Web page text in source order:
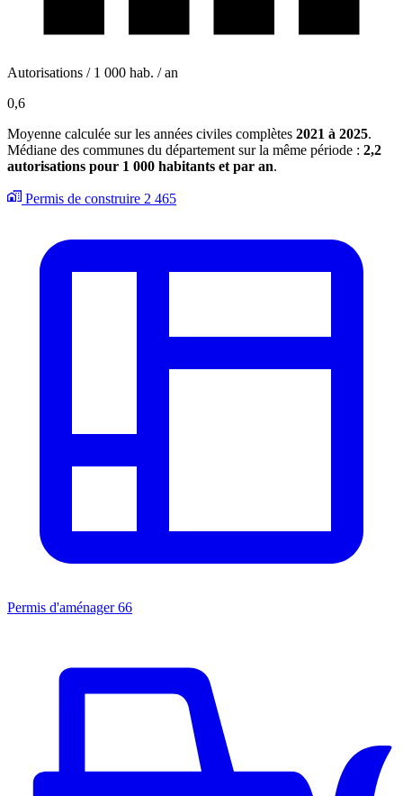
Autorisations / 1 000 hab. / an
0,6
Moyenne calculée sur les années civiles complètes 2021 à 2025.
Médiane des communes du département sur la même période : 2,2
autorisations pour 1 000 habitants et par an.
Permis de construire 2 465
Permis d'aménager 66